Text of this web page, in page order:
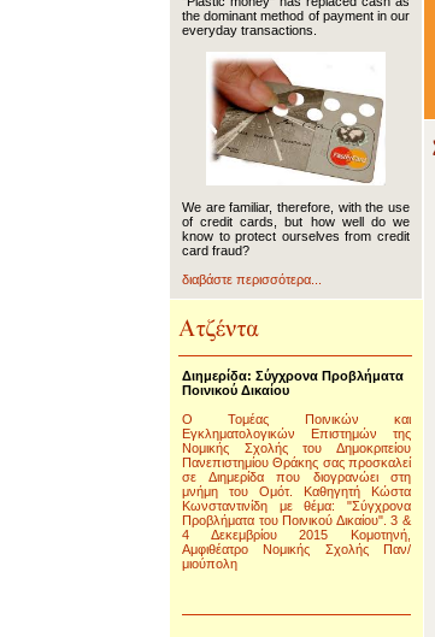
the dominant method of payment in our
everyday transactions.
We are familiar, therefore, with the use
of credit cards, but how well do we
know to protect ourselves from credit
card fraud?
διαβάστε περισσότερα...
Διημερίδα: Σύγχρονα Προβλήματα
Ποινικού Δικαίου
Ο Τομέας Ποινικών και
Εγκληματολογικών Επιστημών της
Νομικής Σχολής του Δημοκριτείου
Πανεπιστημίου Θράκης σας προσκαλεί
σε Διημερίδα που διογρανώει στη
μνήμη του Ομότ. Καθηγητή Κώστα
Κωνσταντινίδη με θέμα: "Σύγχρονα
Προβλήματα του Ποινικού Δικαίου". 3 &
4 Δεκεμβρίου 2015 Κομοτηνή,
Αμφιθέατρο Νομικής Σχολής Παν/
μιούπολη